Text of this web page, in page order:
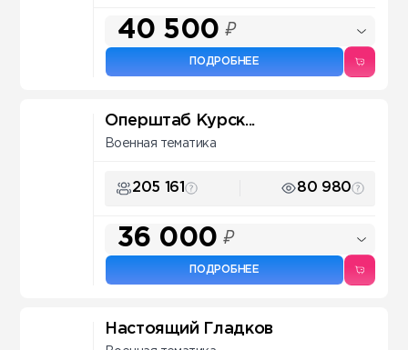
40 500 ₽
ПОДРОБНЕЕ
Оперштаб Курск...
Военная тематика
205 161 80 980
36 000 ₽
ПОДРОБНЕЕ
Настоящий Гладков